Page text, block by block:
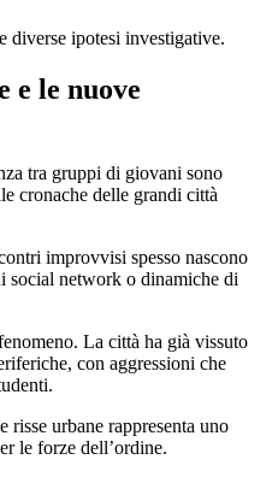
diverse ipotesi investigative.
e le nuove
tra gruppi di giovani sono
cronache delle grandi città
improvvisi spesso nascono
social network o dinamiche di
La città ha già vissuto
con aggressioni che
risse urbane rappresenta uno
le forze dell’ordine.